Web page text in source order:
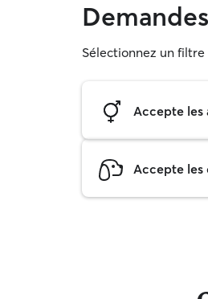
Sélectionnez un
Accepte les
Accepte les